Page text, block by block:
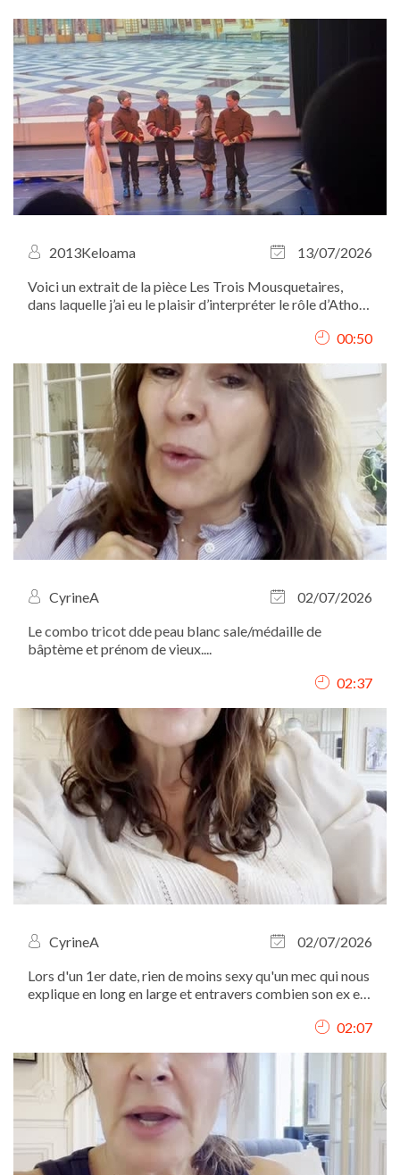
2013Keloama
13/07/2026
Voici un extrait de la pièce Les Trois Mousquetaires,
dans laquelle j’ai eu le plaisir d’interpréter le rôle d’Athos.
00:50
CyrineA
02/07/2026
Le combo tricot dde peau blanc sale/médaille de
bâptème et prénom de vieux....
02:37
CyrineA
02/07/2026
Lors d'un 1er date, rien de moins sexy qu'un mec qui nous
explique en long en large et entravers combien son ex est
02:07